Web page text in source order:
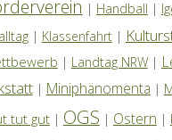
| Handball |
| Klassenfahrt|
| Landtag NRW|
| Miniphänomenta |
tut gut| OGS | Ostern |